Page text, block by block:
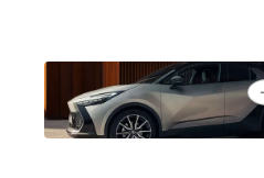
Konceptni automobil za
cestovnu vožnju